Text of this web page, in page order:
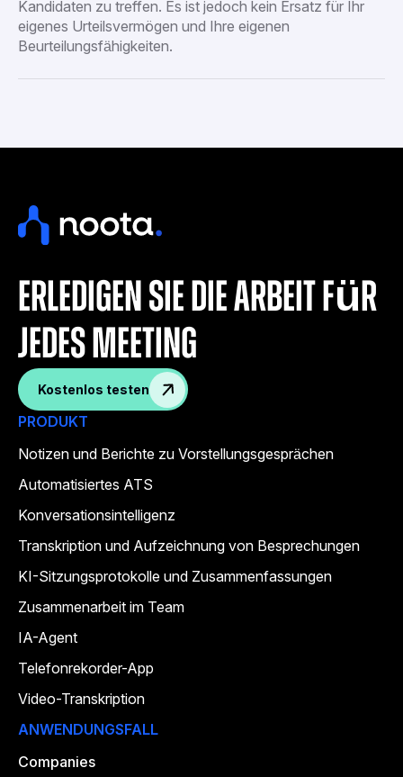
Kandidaten zu treffen. Es ist jedoch kein Ersatz für Ihr
eigenes Urteilsvermögen und Ihre eigenen
Beurteilungsfähigkeiten.
Erledigen Sie die Arbeit für
jedes Meeting
Kostenlos testen
PRODUKT
Notizen und Berichte zu Vorstellungsgesprächen
Automatisiertes ATS
Konversationsintelligenz
Transkription und Aufzeichnung von Besprechungen
KI-Sitzungsprotokolle und Zusammenfassungen
Zusammenarbeit im Team
IA-Agent
Telefonrekorder-App
Video-Transkription
ANWENDUNGSFALL
Companies